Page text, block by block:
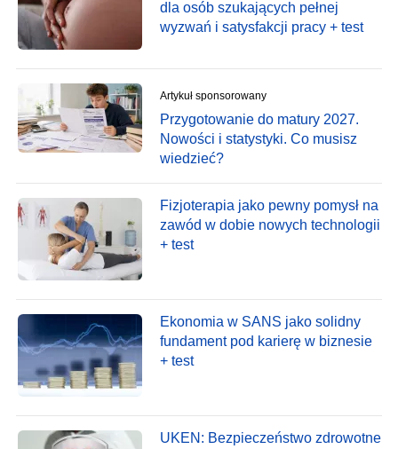
dla osób szukających pełnej
wyzwań i satysfakcji pracy + test
Artykuł sponsorowany
Przygotowanie do matury 2027.
Nowości i statystyki. Co musisz
wiedzieć?
Fizjoterapia jako pewny pomysł na
zawód w dobie nowych technologii
+ test
Ekonomia w SANS jako solidny
fundament pod karierę w biznesie
+ test
UKEN: Bezpieczeństwo zdrowotne